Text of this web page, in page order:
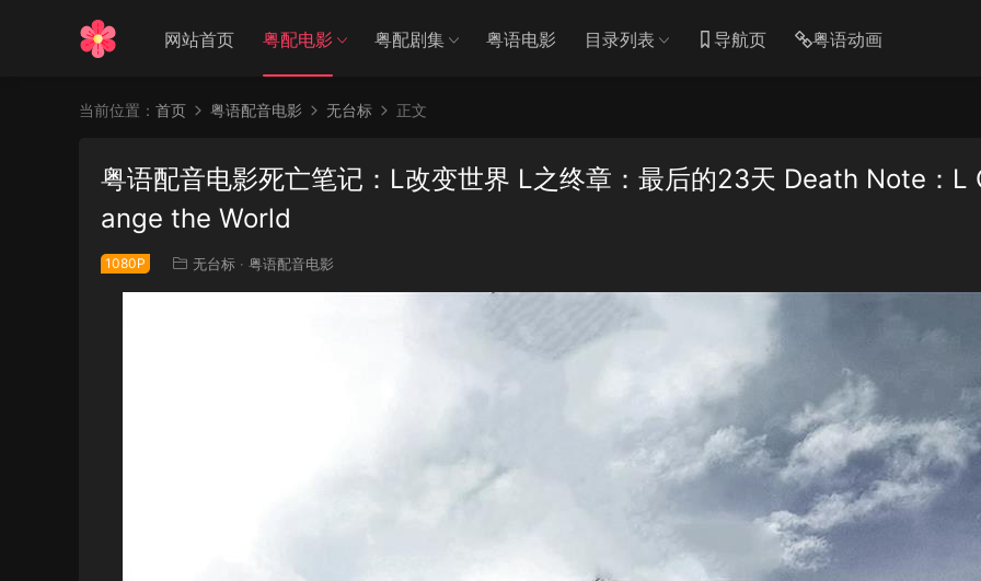
网站首页 粤配电影 粤配剧集 粤语电影 目录列表 导航页 粤语动画
当前位置： 首页 粤语配音电影 无台标 正文
粤语配音电影死亡笔记：L改变世界 L之终章：最后的23天 Death Note：L
ange the World
1080P 无台标 · 粤语配音电影